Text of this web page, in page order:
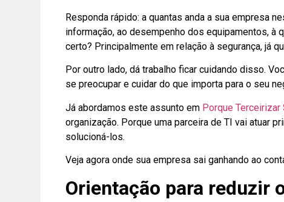
Responda rápido: a quantas anda a sua empresa
informação, ao desempenho dos equipamentos, à
certo? Principalmente em relação à segurança, já
Por outro lado, dá trabalho ficar cuidando disso.
se preocupar e cuidar do que importa para o seu
Já abordamos este assunto em Porque Terceirizar
organização. Porque uma parceira de TI vai atuar
solucioná-los.
Veja agora onde sua empresa sai ganhando ao
Orientação para reduzir